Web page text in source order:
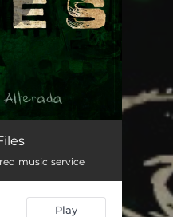
05:08
03:07
music service
Play